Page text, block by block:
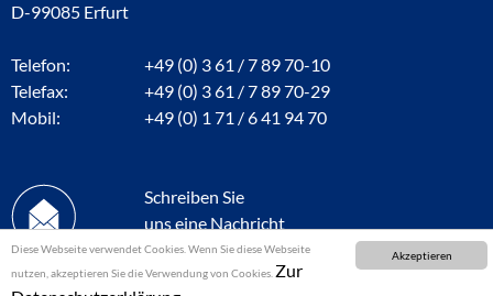
Akzeptieren
Diese Webseite verwendet Cookies. Wenn Sie diese Webseite
nutzen, akzeptieren Sie die Verwendung von Cookies. Zur
D-99085 Erfurt
Telefon:
+49 (0) 3 61 / 7 89 70-10
Telefax:
+49 (0) 3 61 / 7 89 70-29
Mobil:
+49 (0) 1 71 / 6 41 94 70
Schreiben Sie
uns eine Nachricht